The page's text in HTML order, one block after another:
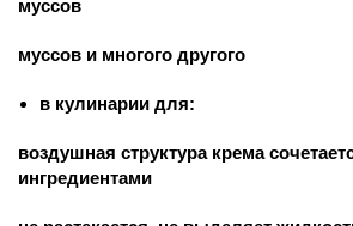
муссов
муссов и многого другого
в кулинарии для:
воздушная структура крема
ингредиентами